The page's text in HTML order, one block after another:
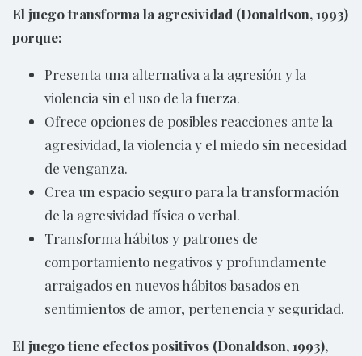
El juego transforma la agresividad (Donaldson, 1993)
porque:
Presenta una alternativa a la agresión y la
violencia sin el uso de la fuerza.
Ofrece opciones de posibles reacciones ante la
agresividad, la violencia y el miedo sin necesidad
de venganza.
Crea un espacio seguro para la transformación
de la agresividad física o verbal.
Transforma hábitos y patrones de
comportamiento negativos y profundamente
arraigados en nuevos hábitos basados en
sentimientos de amor, pertenencia y seguridad.
El juego tiene efectos positivos (Donaldson, 1993),